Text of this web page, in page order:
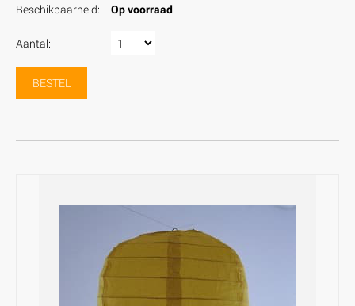
Beschikbaarheid:
Op voorraad
Aantal:
BESTEL